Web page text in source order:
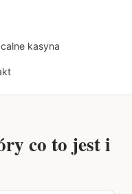
kasyna
co to jest i